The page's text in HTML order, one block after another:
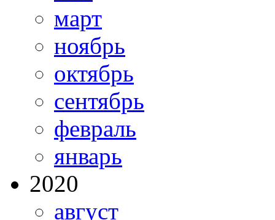
март
ноябрь
октябрь
сентябрь
февраль
январь
2020
август